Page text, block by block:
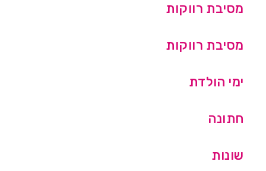
מסיבת רווקות
מסיבת רווקות
ימי הולדת
חתונה
שונות